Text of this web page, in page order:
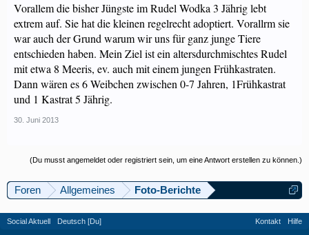
Vorallem die bisher Jüngste im Rudel Wodka 3 Jährig lebt
extrem auf. Sie hat die kleinen regelrecht adoptiert. Vorallrm sie
war auch der Grund warum wir uns für ganz junge Tiere
entschieden haben. Mein Ziel ist ein altersdurchmischtes Rudel
mit etwa 8 Meeris, ev. auch mit einem jungen Frühkastraten.
Dann wären es 6 Weibchen zwischen 0-7 Jahren, 1Frühkastrat
und 1 Kastrat 5 Jährig.
30. Juni 2013
(Du musst angemeldet oder registriert sein, um eine Antwort erstellen zu können.)
Foren Allgemeines Foto-Berichte
Social Aktuell Deutsch [Du] Kontakt
Hilfe